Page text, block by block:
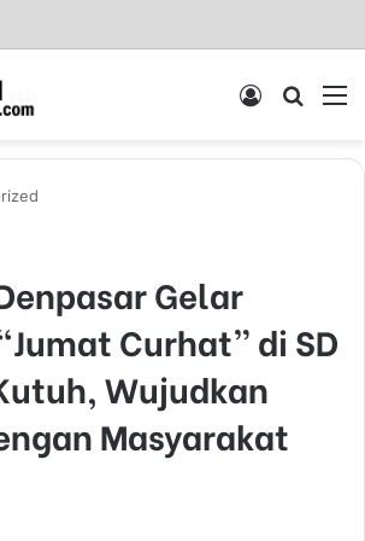
Log In
Gelar
Curhat” di SD
Wujudkan
Masyarakat